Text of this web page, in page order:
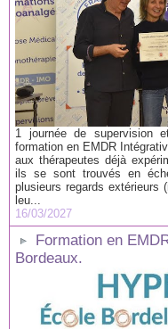
1 journée de supervision
formation en EMDR
aux thérapeutes déjà
ils se sont trouvés en
plusieurs regards extérieurs
leu...
16/03/2027
Formation en
Bordeaux.